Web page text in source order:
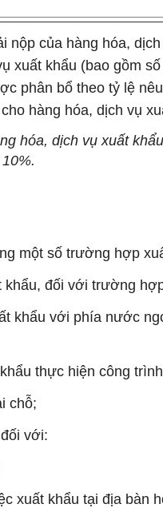
nộp của hàng hóa,
xuất khẩu (bao gồm
phân bổ theo tỷ lệ
hàng hóa, dịch vụ
hóa, dịch vụ xuất
một số trường hợp
đối với trường
khẩu với phía nước
thực hiện công
chỗ;
với:
xuất khẩu tại địa bàn